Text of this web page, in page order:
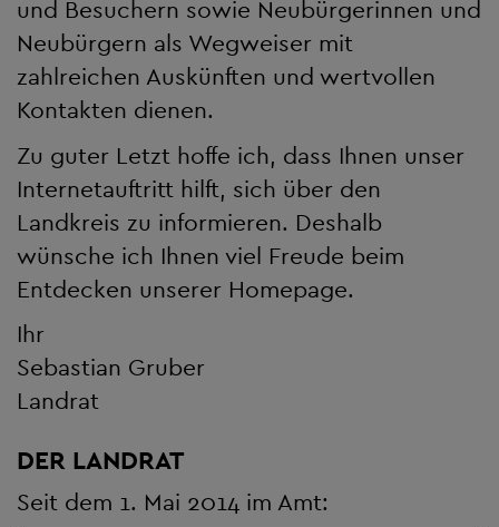
und Besuchern sowie Neubürgerinnen und
Neubürgern als Wegweiser mit
zahlreichen Auskünften und wertvollen
Kontakten dienen.
Zu guter Letzt hoffe ich, dass Ihnen unser
Internetauftritt hilft, sich über den
Landkreis zu informieren. Deshalb
wünsche ich Ihnen viel Freude beim
Entdecken unserer Homepage.
Ihr
Sebastian Gruber
Landrat
DER LANDRAT
Seit dem 1. Mai 2014 im Amt: